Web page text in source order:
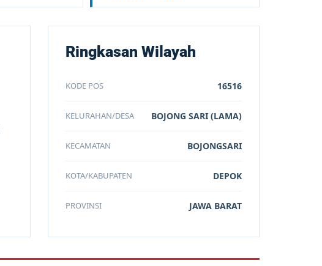
Ringkasan Wilayah
KODE POS 16516
KELURAHAN/DESA BOJONG SARI (LAMA)
KECAMATAN BOJONGSARI
KOTA/KABUPATEN DEPOK
PROVINSI JAWA BARAT